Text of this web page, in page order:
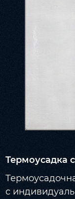
Термоусадка
с